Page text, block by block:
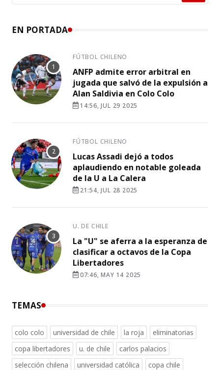
EN PORTADA
FÚTBOL CHILENO
ANFP admite error arbitral en
jugada que salvó de la expulsión a
Alan Saldivia en Colo Colo
14:56, JUL 29 2025
FÚTBOL CHILENO
Lucas Assadi dejó a todos
aplaudiendo en notable goleada
de la U a La Calera
21:54, JUL 28 2025
U. DE CHILE
La "U" se aferra a la esperanza de
clasificar a octavos de la Copa
Libertadores
07:46, MAY 14 2025
TEMAS
colo colo universidad de chile la roja
eliminatorias
copa libertadores
u. de chile
carlos palacios
selección chilena
universidad católica
copa chile